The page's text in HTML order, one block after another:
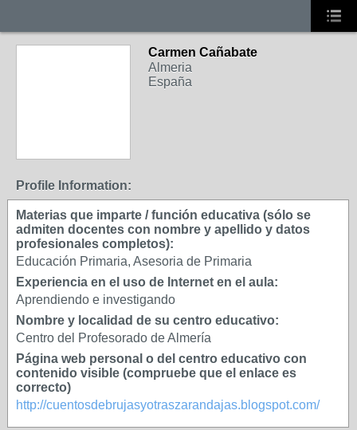
Carmen Cañabate
Almeria
España
Profile Information:
Materias que imparte / función educativa (sólo se
admiten docentes con nombre y apellido y datos
profesionales completos):
Educación Primaria, Asesoria de Primaria
Experiencia en el uso de Internet en el aula:
Aprendiendo e investigando
Nombre y localidad de su centro educativo:
Centro del Profesorado de Almería
Página web personal o del centro educativo con
contenido visible (compruebe que el enlace es
correcto)
http://cuentosdebrujasyotraszarandajas.blogspot.com/